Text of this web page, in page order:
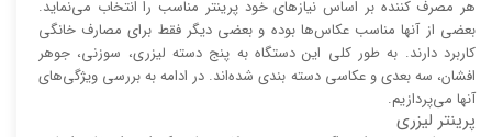
هر مصرف کننده بر اساس نیاز‌های خود پرینتر مناسب را انتخاب می‌نماید.
بعضی از آنها مناسب عکاس‌ها بوده و بعضی دیگر فقط برای مصارف خانگی
کاربرد دارند. به طور کلی این دستگاه به پنج دسته لیزری، سوزنی، جوهر
افشان، سه بعدی و عکاسی دسته بندی شده‌اند. در ادامه به بررسی ویژگی‌های
آنها می‌پردازیم.
پرینتر لیزری